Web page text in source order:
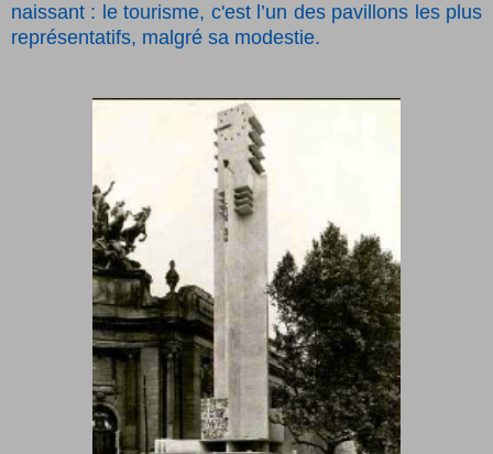
naissant : le tourisme, c'est l’un des pavillons les plus
représentatifs, malgré sa modestie.